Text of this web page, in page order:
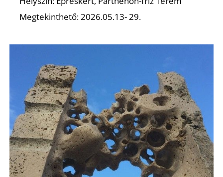
Megtekinthető: 2026.05.13- 29.